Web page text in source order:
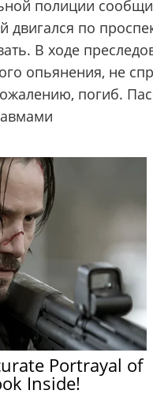
полиции
двигался по
В ходе
опьянения, не
погиб.
Portrayal of
Inside!